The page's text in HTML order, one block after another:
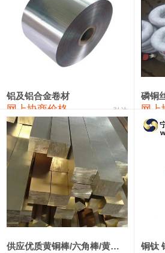
2#锑 85,000—91,000
1#镁 17,000—18,000
18,900—19,100
1#电解锰(99.7%袋装) 18,000—18,200
1#铬 60,000—82,000
553#硅 9,300—9,500
441#硅 9,600—9,800
3303#硅 10,300—10,500
2202#硅 14,100—14,300
金属硅3303#-2202# 10,400—14,200
铝及铝合金卷材
网上协商价格 弘达 网上
供应优质黄铜棒/六角棒/黄铜方板 铜钛